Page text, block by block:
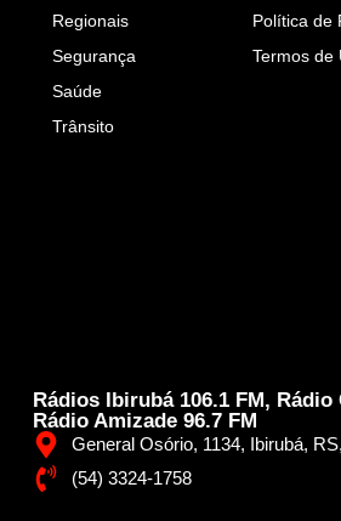
Rádios Ibirubá 106.1 FM, Rádio
Rádio Amizade 96.7 FM
General Osório, 1134, Ibirubá,
(54) 3324-1758
Regionais
Segurança
Saúde
Trânsito
Política de
Termos de